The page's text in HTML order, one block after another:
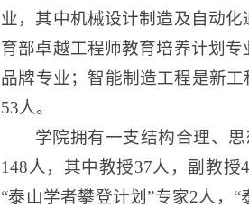
业，其中机械设计制造及自动
育部卓越工程师教育培养计划
品牌专业；智能制造工程是新
53人。
学院拥有一支结构合理、
148人，其中教授37人，副教
“泰山学者攀登计划”专家2人，“